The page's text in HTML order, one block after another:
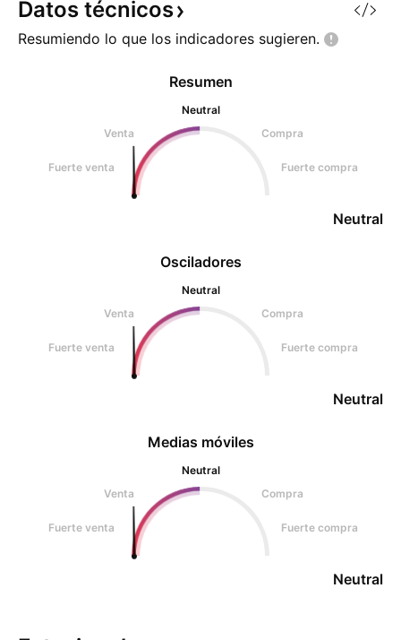
Datos técnicos
Resumiendo lo que los indicadores sugieren.
Osciladores
Neutral
Venta
Compra
Fuerte venta Fuerte compra
Neutral
Resumen
Neutral
Venta
Compra
Fuerte venta Fuerte compra
Neutral
Medias móviles
Neutral
Venta
Compra
Fuerte venta Fuerte compra
Neutral